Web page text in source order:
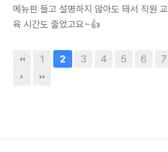
메뉴판 들고 설명하지 않아도 돼서 직원 교
육 시간도 줄었고요~👍
1 2 3 4 5 6 7